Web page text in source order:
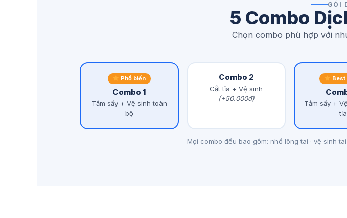
GÓI
5 Combo
Chọn combo phù hợp với
Phổ biến
Combo 1
Tắm sấy + Vệ sinh toàn
bộ
Combo 2
Cắt tỉa + Vệ sinh
(+50.000đ)
Best
Tắm sấy +
tỉa
Mọi combo đều bao gồm: nhổ lông tai · vệ sinh